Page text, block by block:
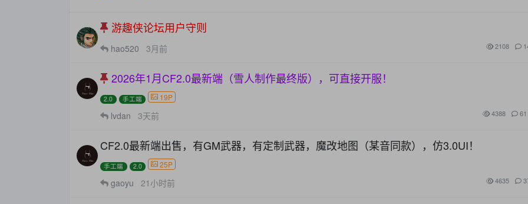
游趣侠论坛用户守则
hao520 3月前 2108
2026年1月CF2.0最新端（雪人制作最终版），可直接开服！
2.0 手工端 19P
lvdan 3天前 4388 61
CF2.0最新端出售，有GM武器，有定制武器，魔改地图（某音同款），仿3.0UI！
手工端 2.0 25P
gaoyu 21小时前 4635